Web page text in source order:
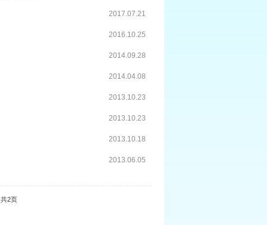
2017.07.21
2016.10.25
2014.09.28
2014.04.08
2013.10.23
2013.10.23
2013.10.18
2013.06.05
共2页